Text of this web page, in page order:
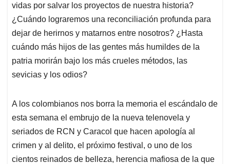
vidas por salvar los proyectos de nuestra historia?
¿Cuándo lograremos una reconciliación profunda para
dejar de herirnos y matarnos entre nosotros? ¿Hasta
cuándo más hijos de las gentes más humildes de la
patria morirán bajo los más crueles métodos, las
sevicias y los odios?
A los colombianos nos borra la memoria el escándalo de
esta semana el embrujo de la nueva telenovela y
seriados de RCN y Caracol que hacen apología al
crimen y al delito, el próximo festival, o uno de los
cientos reinados de belleza, herencia mafiosa de la que